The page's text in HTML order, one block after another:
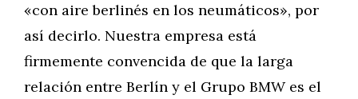
«con aire berlinés en los neumáticos», por
así decirlo. Nuestra empresa está
firmemente convencida de que la larga
relación entre Berlín y el Grupo BMW es el